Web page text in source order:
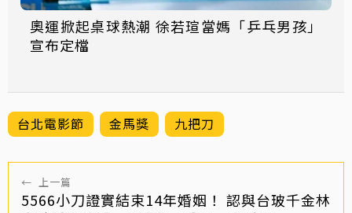
奧運掀起桌球熱潮 徐若瑄當媽「乒乓男孩」
宣布定檔
台北電影節 金馬獎 九把刀
← 上一篇
5566小刀證實結束14年婚姻！ 認與台玻千金林